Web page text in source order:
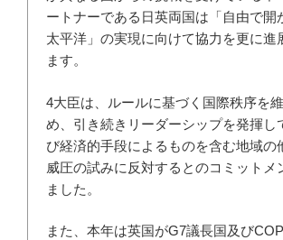
ートナーである日英両国は「自由で開
太平洋」の実現に向けて協力を更に進
ます。
4大臣は、ルールに基づく国際秩序を
め、引き続きリーダーシップを発揮し
び経済的手段によるものを含む地域の
威圧の試みに反対するとのコミットメ
ました。
また、本年は英国がG7議長国及び